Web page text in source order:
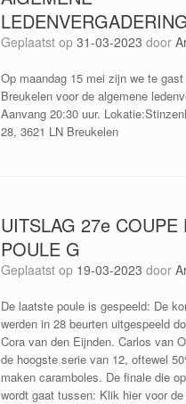
Geplaatst op 31-03-2023 door
Op maandag 15 mei zijn we te
Breukelen voor de algemene
Aanvang 20:30 uur.
28, 3621 LN Breukelen
UITSLAG 27e COUPE
POULE G
Geplaatst op 19-03-2023 door
De laatste poule is gespeeld: De
werden in 28 beurten uitgespeeld
Cora van den Eijnden. Carlos van
de hoogste serie van 12, oftewel
maken caramboles. De finale die
wordt gaat tussen: Klik hier voor